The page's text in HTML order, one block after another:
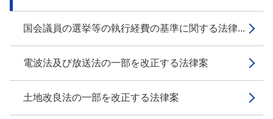
国会議員の選挙等の執行経費の基準に関する法律...
電波法及び放送法の一部を改正する法律案
土地改良法の一部を改正する法律案